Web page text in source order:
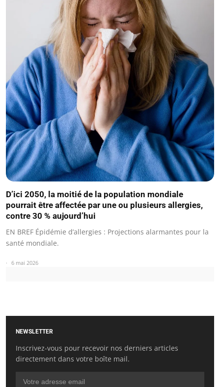
D’ici 2050, la moitié de la population mondiale
pourrait être affectée par une ou plusieurs allergies,
contre 30 % aujourd’hui
EN BREF Épidémie d’allergies : Projections alarmantes pour la
santé mondiale.
6 mai 2026
NEWSLETTER
Inscrivez-vous pour recevoir nos derniers articles
directement dans votre boîte mail.